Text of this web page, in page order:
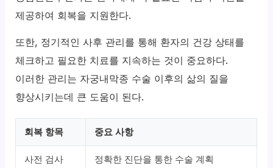
제공하여 회복을 지원한다.
또한, 정기적인 사후 관리를 통해 환자의 건강 상태를
체크하고 필요한 치료를 지속하는 것이 중요하다.
이러한 관리는 자궁내막종 수술 이후의 삶의 질을
향상시키는데 큰 도움이 된다.
회복 항목 중요 사항
사전 검사 정확한 진단을 통한 수술 계획